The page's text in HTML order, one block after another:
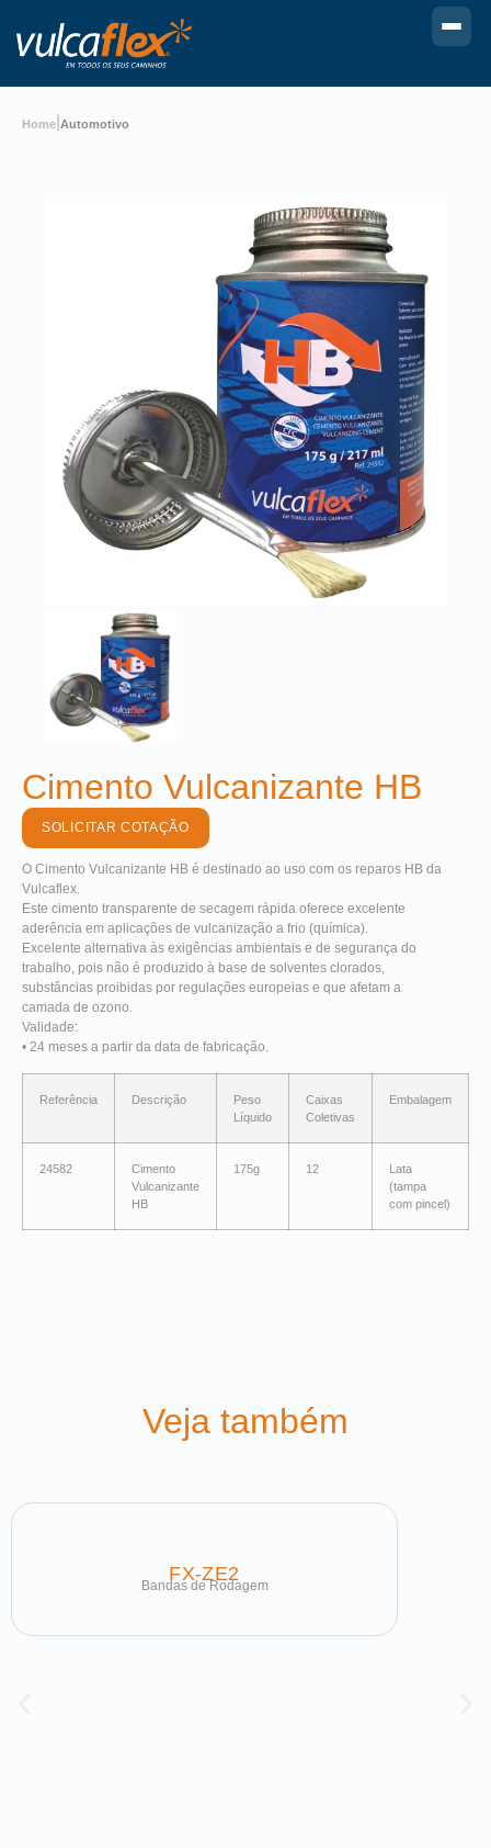
Home Automotivo
Cimento Vulcanizante HB
SOLICITAR COTAÇÃO
O Cimento Vulcanizante HB é destinado ao uso com os reparos HB da
Vulcaflex.
Este cimento transparente de secagem rápida oferece excelente
aderência em aplicações de vulcanização a frio (química).
Excelente alternativa às exigências ambientais e de segurança do
trabalho, pois não é produzido à base de solventes clorados,
substâncias proibidas por regulações europeias e que afetam a
camada de ozono.
Validade:
• 24 meses a partir da data de fabricação.
Referência Descrição
Peso
Líquido
Caixas
Coletivas
Embalagem
24582
Cimento
Vulcanizante
HB
175g 12
Lata
(tampa
com pincel)
Veja também
FX-ZE2
Bandas de Rodagem